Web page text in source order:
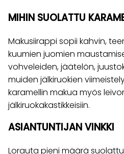
MIHIN SUOLATTU
Makusiirappi sopii kahvin,
kuumien juomien
vohveleiden, jäätelön,
muiden jälkiruokien
karamellin makua myös
jälkiruokakastikkeisiin.
ASIANTUNTIJAN VINKKI
Lorauta pieni määrä